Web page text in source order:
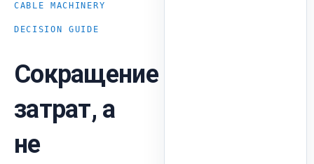
CABLE MACHINERY
DECISION GUIDE
Сокращение
затрат, а
не